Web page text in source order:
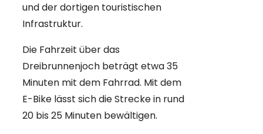
und der dortigen touristischen
Infrastruktur.
Die Fahrzeit über das
Dreibrunnenjoch beträgt etwa 35
Minuten mit dem Fahrrad. Mit dem
E-Bike lässt sich die Strecke in rund
20 bis 25 Minuten bewältigen.